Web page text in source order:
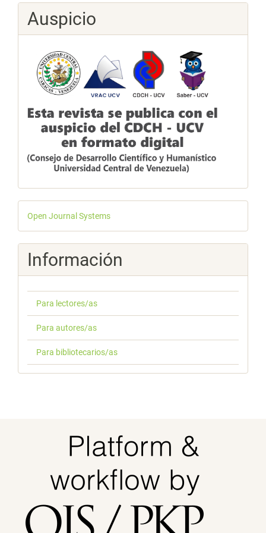
Auspicio
Desarrollado
por
Open Journal Systems
Información
Para lectores/as
Para autores/as
Para bibliotecarios/as